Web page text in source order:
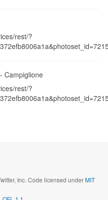
rest/?
Campiglione
rest/?
Inc. Code licensed underMIT